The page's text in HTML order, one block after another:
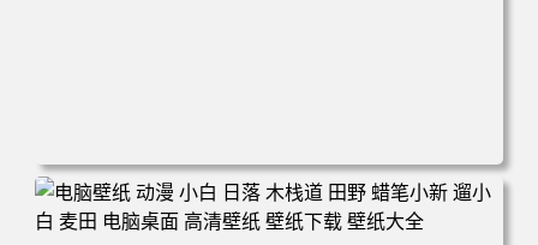
电脑壁纸 可爱动物 喵 喵星人 猫 猫咪 萌宠 电脑桌面 高清壁
纸 壁纸下载 壁纸大全